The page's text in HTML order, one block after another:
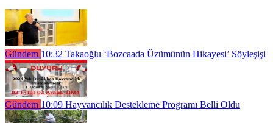
Gündem 10:32 Takaoğlu ‘Bozcaada Üzümünün Hikayesi’ Söyleşişi
Gündem 10:09 Hayvancılık Destekleme Programı Belli Oldu